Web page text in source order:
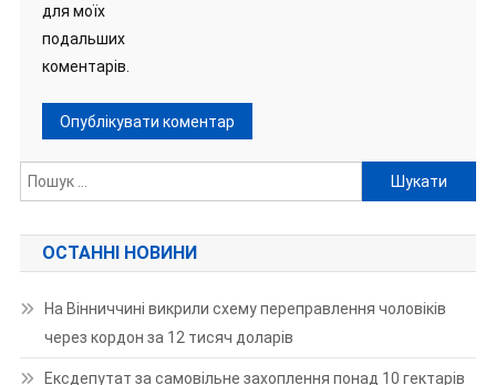
для моїх
подальших
коментарів.
Пошук:
ОСТАННІ НОВИНИ
На Вінниччині викрили схему переправлення чоловіків
через кордон за 12 тисяч доларів
Ексдепутат за самовільне захоплення понад 10 гектарів